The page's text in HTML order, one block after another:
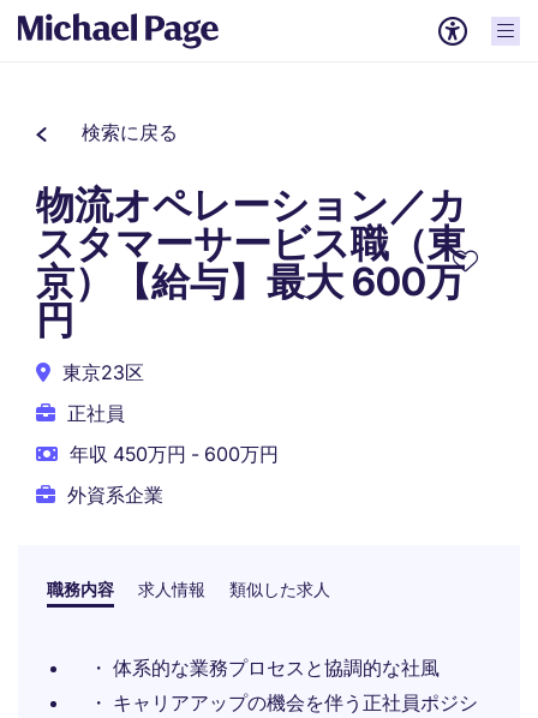
検索に戻る
物流オペレーション／カ
スタマーサービス職（東
京）【給与】最大 600万
円
東京23区
正社員
年収 450万円 - 600万円
外資系企業
職務内容 求人情報 類似した求人
・ 体系的な業務プロセスと協調的な社風
・ キャリアアップの機会を伴う正社員ポジシ